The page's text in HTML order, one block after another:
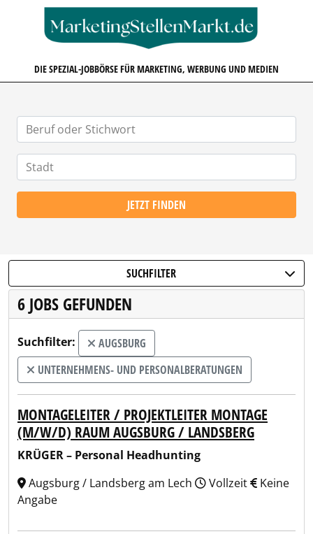
DIE SPEZIAL-JOBBÖRSE FÜR MARKETING, WERBUNG UND MEDIEN
JETZT FINDEN
SUCHFILTER
6 JOBS GEFUNDEN
Suchfilter:
AUGSBURG
UNTERNEHMENS- UND PERSONALBERATUNGEN
MONTAGELEITER / PROJEKTLEITER MONTAGE
(M/W/D) RAUM AUGSBURG / LANDSBERG
KRÜGER – Personal Headhunting
Augsburg / Landsberg am Lech
Vollzeit
Keine
Angabe